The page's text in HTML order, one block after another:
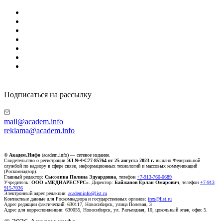
Подписаться на рассылку
mail@academ.info
reklama@academ.info
© Академ.Инфо (academ.info) — сетевое издание.
Свидетельство о регистрации ЭЛ №ФС77-85764 от 25 августа 2023 г. выдано Федеральной
службой по надзору в сфере связи, информационных технологий и массовых коммуникаций
(Роскомнадзор).
Главный редактор: Сысолина Полина Эдуардовна , телефон +7-913-760-0689
Учредитель: ООО «МЕДИАРЕСУРС» . Директор: Байжанов Ерлан Омарович , телефон +7-913
915-7036
Электронный адрес редакции: academinfo@list.ru
Контактные данные для Роскомнадзора и государственных органов: irex@list.ru
Адрес редакции фактический: 630117, Новосибирск, улица Полевая, 3
Адрес для корреспонденции: 630055, Новосибирск, ул. Разъездная, 10, цокольный этаж, офис 5.